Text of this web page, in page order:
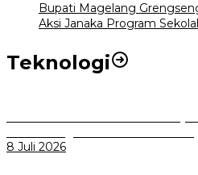
Bupati Magelang
Aksi Janaka Program
Teknologi
8 Juli 2026